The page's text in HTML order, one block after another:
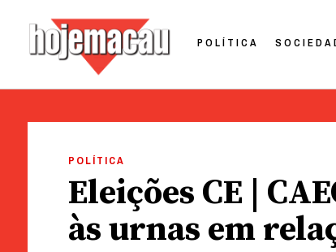
POLÍTICA
POLÍTICA
Eleições CE |
às urnas em